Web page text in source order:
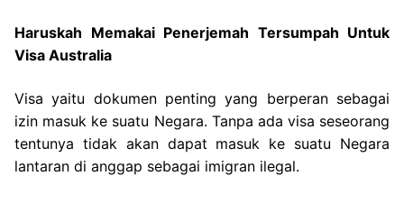
Haruskah Memakai Penerjemah Tersumpah Untuk
Visa Australia
Visa yaitu dokumen penting yang berperan sebagai
izin masuk ke suatu Negara. Tanpa ada visa seseorang
tentunya tidak akan dapat masuk ke suatu Negara
lantaran di anggap sebagai imigran ilegal.